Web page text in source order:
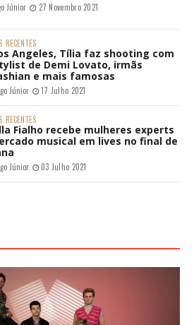
Júnior 27 Novembro 2021
RECENTES
Angeles, Tília faz shooting com
de Demi Lovato, irmãs
e mais famosas
Júnior 17 Julho 2021
RECENTES
Fialho recebe mulheres experts
musical em lives no final de
Júnior 03 Julho 2021